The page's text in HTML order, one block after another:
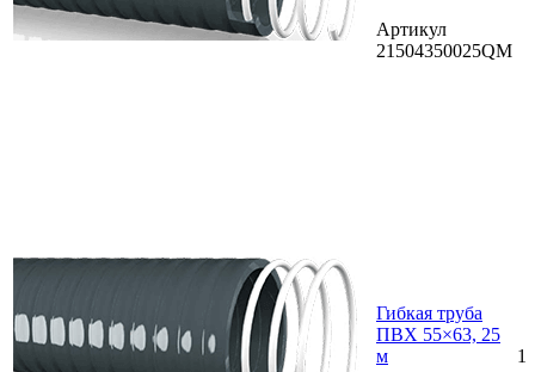
Артикул
21504350025QM
Гибкая труба
ПВХ 55×63, 25
м
1